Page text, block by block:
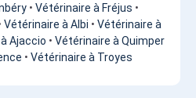
• Vétérinaire à Fréjus •
Vétérinaire à Albi • Vétérinaire à
Ajaccio • Vétérinaire à Quimper
• Vétérinaire à Troyes